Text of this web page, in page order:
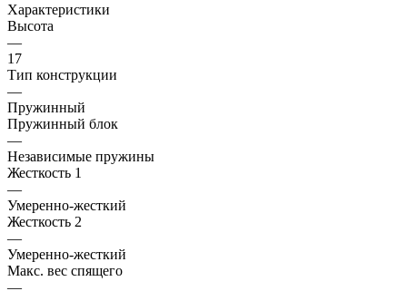
Характеристики
Высота
—
17
Тип конструкции
—
Пружинный
Пружинный блок
—
Независимые пружины
Жесткость 1
—
Умеренно-жесткий
Жесткость 2
—
Умеренно-жесткий
Макс. вес спящего
—